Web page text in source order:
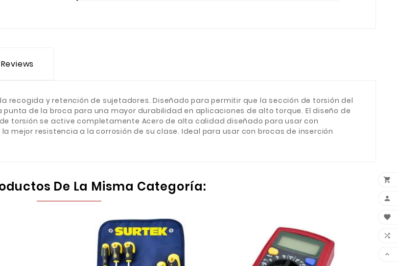
Reviews
recogida y retención de sujetadores. Diseñado para permitir que la sección de torsión del
de la broca para una mayor durabilidad en aplicaciones de alto torque. El diseño de
torsión se active completamente Acero de alta calidad diseñado para usar con
mejor resistencia a la corrosión de su clase. Ideal para usar con brocas de inserción
De La Misma Categoría: 



